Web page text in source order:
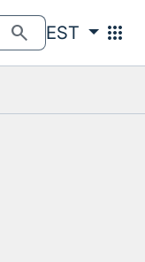
search EST apps